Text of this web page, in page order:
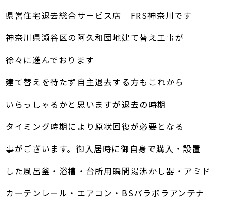
県営住宅退去総合サービス店 FRS神奈川です
神奈川県瀬谷区の阿久和団地建て替え工事が
徐々に進んでおります
建て替えを待たず自主退去する方もこれから
いらっしゃるかと思いますが退去の時期
タイミング時期により原状回復が必要となる
事がございます。御入居時に御自身で購入・設置
した風呂釜・浴槽・台所用瞬間湯沸かし器・アミド
カーテンレール・エアコン・BSパラボラアンテナ